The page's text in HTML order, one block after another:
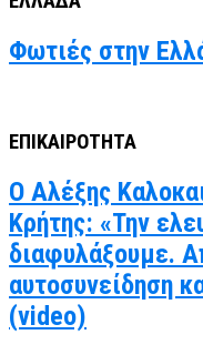
Φωτιές στην
ΕΠΙΚΑΙΡΟΤΗΤΑ
Ο Αλέξης
Κρήτης: «Την
διαφυλάξουμε.
αυτοσυνείδηση
(video)